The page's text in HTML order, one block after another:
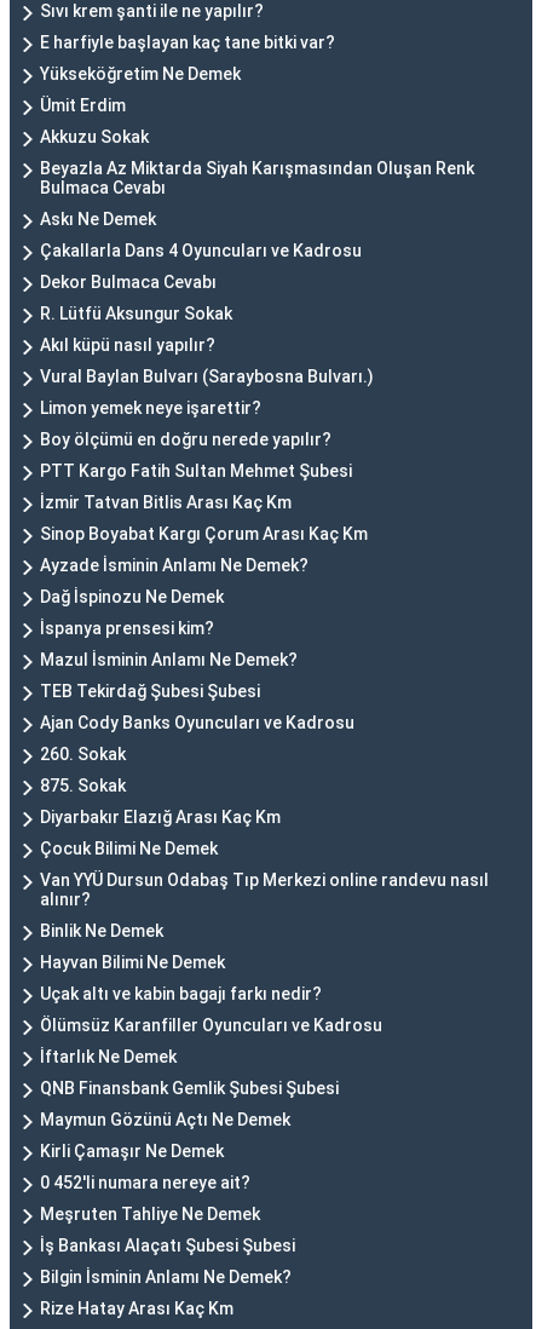
Sıvı krem şanti ile ne yapılır?
E harfiyle başlayan kaç tane bitki var?
Yükseköğretim Ne Demek
Ümit Erdim
Akkuzu Sokak
Beyazla Az Miktarda Siyah Karışmasından Oluşan Renk
Bulmaca Cevabı
Askı Ne Demek
Çakallarla Dans 4 Oyuncuları ve Kadrosu
Dekor Bulmaca Cevabı
R. Lütfü Aksungur Sokak
Akıl küpü nasıl yapılır?
Vural Baylan Bulvarı (Saraybosna Bulvarı.)
Limon yemek neye işarettir?
Boy ölçümü en doğru nerede yapılır?
PTT Kargo Fatih Sultan Mehmet Şubesi
İzmir Tatvan Bitlis Arası Kaç Km
Sinop Boyabat Kargı Çorum Arası Kaç Km
Ayzade İsminin Anlamı Ne Demek?
Dağ İspinozu Ne Demek
İspanya prensesi kim?
Mazul İsminin Anlamı Ne Demek?
TEB Tekirdağ Şubesi Şubesi
Ajan Cody Banks Oyuncuları ve Kadrosu
260. Sokak
875. Sokak
Diyarbakır Elazığ Arası Kaç Km
Çocuk Bilimi Ne Demek
Van YYÜ Dursun Odabaş Tıp Merkezi online randevu nasıl
alınır?
Binlik Ne Demek
Hayvan Bilimi Ne Demek
Uçak altı ve kabin bagajı farkı nedir?
Ölümsüz Karanfiller Oyuncuları ve Kadrosu
İftarlık Ne Demek
QNB Finansbank Gemlik Şubesi Şubesi
Maymun Gözünü Açtı Ne Demek
Kirli Çamaşır Ne Demek
0 452'li numara nereye ait?
Meşruten Tahliye Ne Demek
İş Bankası Alaçatı Şubesi Şubesi
Bilgin İsminin Anlamı Ne Demek?
Rize Hatay Arası Kaç Km